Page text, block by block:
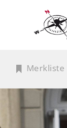
Merkliste